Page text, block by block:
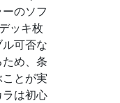
のソフ
ッキ枚
可否な
め、条
とが実
ラは初心